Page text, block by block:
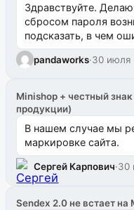
Здравствуйте.
сбросом пароля
подсказать, в чем
одноименном
pandaworks·30 июля
Minishop + честный
продукции)
В нашем случае мы
маркировке сайта.
Сергей Карпович·30
Sendex 2.0 не встает на